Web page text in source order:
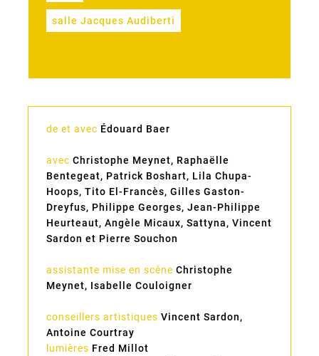
salle Jacques Audiberti
de et avec Édouard Baer
avec Christophe Meynet, Raphaëlle
Bentegeat, Patrick Boshart, Lila Chupa-
Hoops, Tito El-Francès, Gilles Gaston-
Dreyfus, Philippe Georges, Jean-Philippe
Heurteaut, Angèle Micaux, Sattyna, Vincent
Sardon et Pierre Souchon
assistante mise en scène Christophe
Meynet, Isabelle Couloigner
conseillers artistiques Vincent Sardon,
Antoine Courtray
lumières Fred Millot